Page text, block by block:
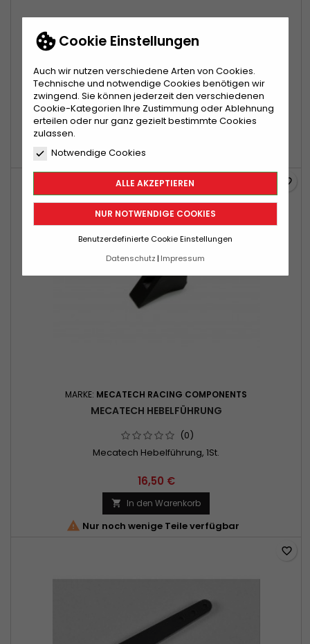
Cookie Einstellungen
Auch wir nutzen verschiedene Arten von Cookies.
Technische und notwendige Cookies benötigen wir
zwingend. Sie können jederzeit den verschiedenen
Cookie-Kategorien Ihre Zustimmung oder Ablehnung
erteilen oder nur ganz gezielt bestimmte Cookies
zulassen.
Notwendige Cookies
ALLE AKZEPTIEREN
NUR NOTWENDIGE COOKIES
Benutzerdefinierte Cookie Einstellungen
Datenschutz Impressum
MECATECH 90° WINKEL
(0)
Mecatech 90° Winkel, 2St.
10,10 €
Nur noch wenige Teile verfügbar
MARKE: MECATECH RACING COMPONENTS
MECATECH HEBELFÜHRUNG
(0)
Mecatech Hebelführung, 1St.
16,50 €
 In den Warenkorb
 Nur noch wenige Teile verfügbar
favorite_border
favorite_border